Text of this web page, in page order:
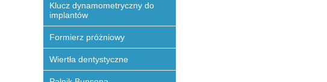
Klucz dynamometryczny do
implantów
Formierz próżniowy
Wiertła dentystyczne